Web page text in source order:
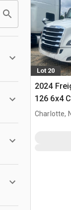
Lot 20
2024
126 6x4
T/A z
Charlotte,